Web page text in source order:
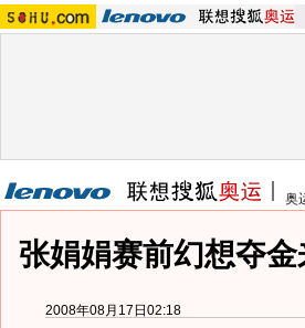
奥
张娟娟赛前幻想夺
2008年08月17日02:18